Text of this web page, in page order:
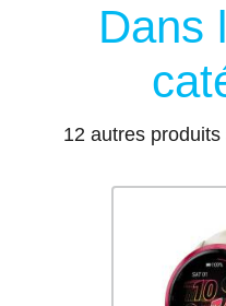
Dans
12 autres